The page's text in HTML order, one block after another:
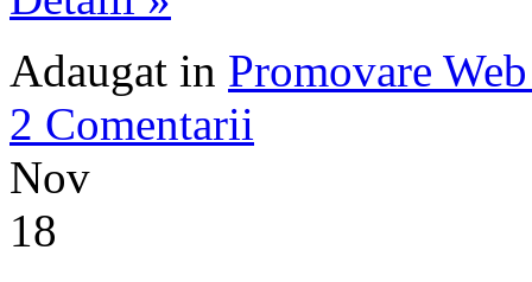
Adaugat in Promovare
2 Comentarii
Nov
18